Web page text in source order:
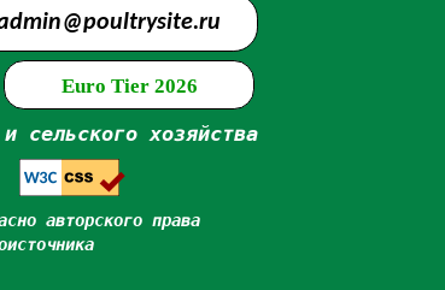
Euro Tier 2026
сельского хозяйства
авторского права